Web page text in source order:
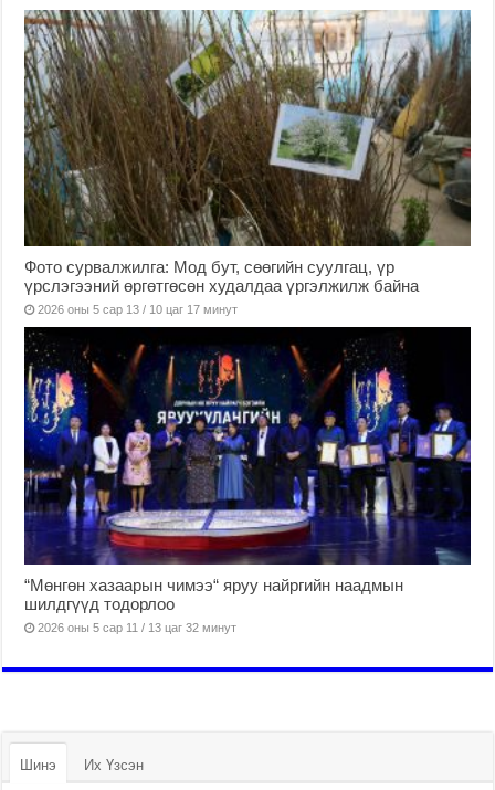
Фото сурвалжилга: Мод бут, сөөгийн суулгац, үр
үрслэгээний өргөтгөсөн худалдаа үргэлжилж байна
2026 оны 5 сар 13 / 10 цаг 17 минут
“Мөнгөн хазаарын чимээ“ яруу найргийн наадмын
шилдгүүд тодорлоо
2026 оны 5 сар 11 / 13 цаг 32 минут
Шинэ Их Үзсэн